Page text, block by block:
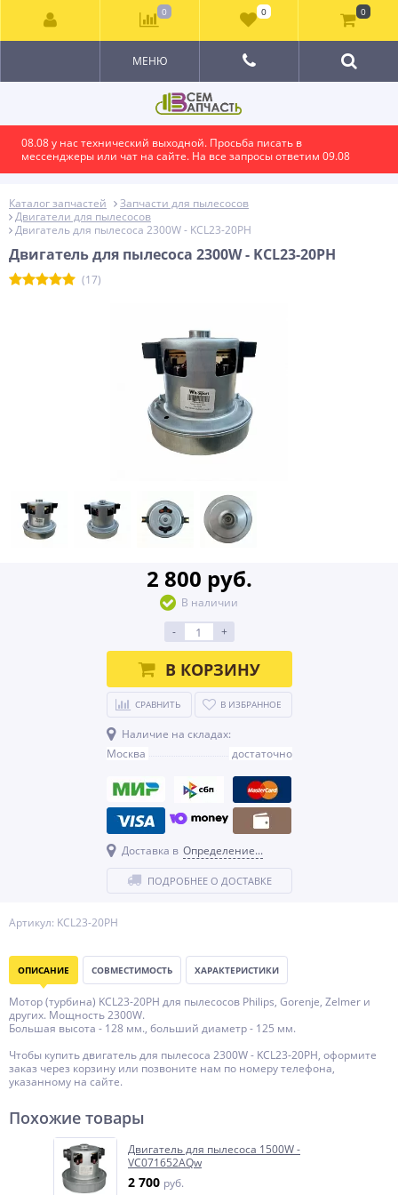
08.08 у нас технический выходной. Просьба писать в
мессенджеры или чат на сайте. На все запросы ответим 09.08
МЕНЮ
Каталог запчастей
Запчасти для пылесосов
Двигатели для пылесосов
Двигатель для пылесоса 2300W - KCL23-20PH
Двигатель для пылесоса 2300W - KCL23-20PH
(17)
Артикул: KCL23-20PH
2 800 руб.
В наличии
-
+
В КОРЗИНУ
СРАВНИТЬ В ИЗБРАННОЕ
Наличие на складах:
Москва
достаточно
Доставка в Определение...
ПОДРОБНЕЕ О ДОСТАВКЕ
ОПИСАНИЕ СОВМЕСТИМОСТЬ ХАРАКТЕРИСТИКИ
Мотор (турбина) KCL23-20PH для пылесосов Philips, Gorenje, Zelmer и
других. Мощность 2300W.
Большая высота - 128 мм., больший диаметр - 125 мм.
Чтобы купить двигатель для пылесоса 2300W - KCL23-20PH, оформите
заказ через корзину или позвоните нам по номеру телефона,
указанному на сайте.
Похожие товары
Двигатель для пылесоса 1500W -
VC071652AQw
2 700 руб.
0 0 0